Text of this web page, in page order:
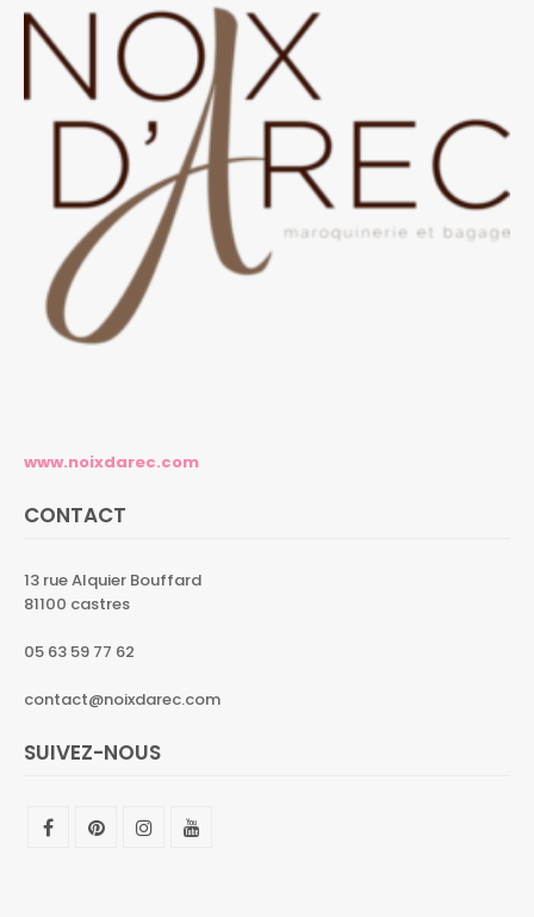
www.noixdarec.com
CONTACT
13 rue Alquier Bouffard
81100 castres
05 63 59 77 62
contact@noixdarec.com
SUIVEZ-NOUS